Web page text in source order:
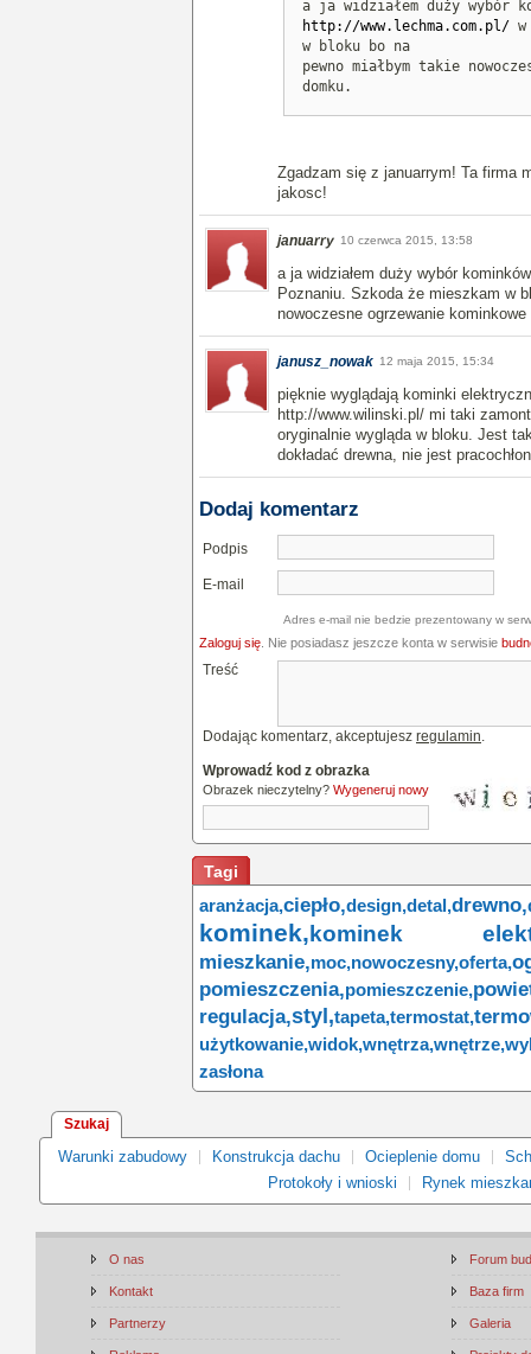
a ja widziałem duży wybór
http://www.lechma.com.pl/
w bloku bo na
pewno miałbym takie
domku.
Zgadzam się z januarrym! Ta firma
jakosc!
januarry 10 czerwca 2015, 13:58
a ja widziałem duży wybór
Poznaniu. Szkoda że mieszkam w
nowoczesne ogrzewanie
janusz_nowak 12 maja 2015, 15:34
pięknie wyglądają kominki
http://www.wilinski.pl/ mi taki
oryginalnie wygląda w bloku. Jest
dokładać drewna, nie jest
Dodaj komentarz
Podpis
E-mail
Adres e-mail nie bedzie prezentowany w
Zaloguj się . Nie posiadasz jeszcze konta w serwisie
Treść
Dodając komentarz, akceptujesz regulamin.
Wprowadź kod z obrazka
Obrazek nieczytelny? Wygeneruj nowy
Tagi
aranżacja,ciepło,design,detal,drewno,
kominek, kominek
mieszkanie,moc,nowoczesny,oferta,
pomieszczenia,pomieszczenie,
regulacja,styl,tapeta,termostat,
użytkowanie,widok,wnętrza,wnętrze,
zasłona
Szukaj
Warunki zabudowy Konstrukcja dachu Ocieplenie domu
Protokoły i wnioski
Rynek
O nas
Kontakt
Partnerzy
Forum
Baza firm
Galeria